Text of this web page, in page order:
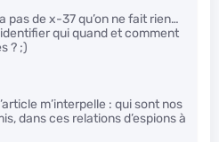
pas de x-37 qu’on ne fait rien…
qui quand et comment
? ;)
m’interpelle : qui sont nos
dans ces relations d’espions à